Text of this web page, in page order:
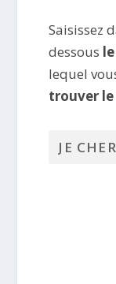
Saisissez
dessous
lequel
trouver